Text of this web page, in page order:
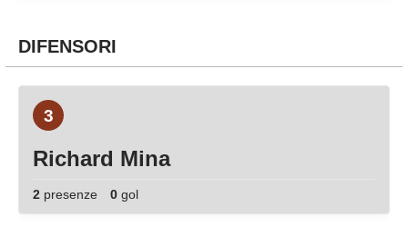
DIFENSORI
3
Richard Mina
2 presenze 0 gol